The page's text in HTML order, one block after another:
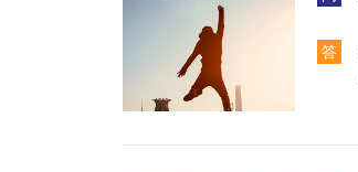
答